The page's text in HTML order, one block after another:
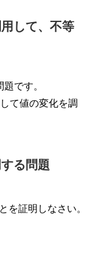
して、不等
です。
て値の変化を調
る問題
を証明しなさい。